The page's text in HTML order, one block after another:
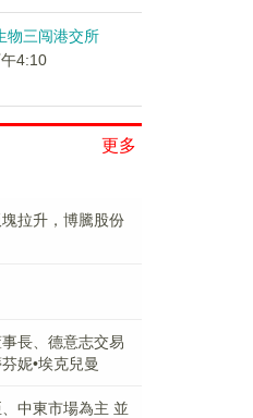
物三闯港交所
4:10
更多
塊拉升，博騰股份
長、德意志交易
妮•埃克兒曼
中東市場為主 並